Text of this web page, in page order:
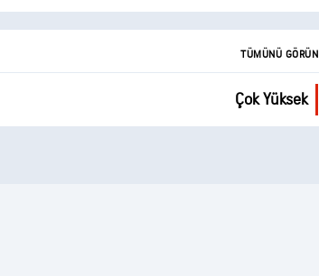
TÜMÜNÜ GÖRÜN
Çok Yüksek